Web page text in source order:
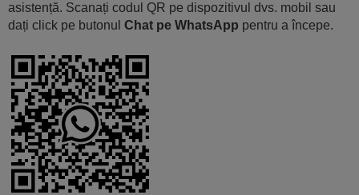
asistență. Scanați codul QR pe dispozitivul dvs. mobil sau
dați click pe butonul Chat pe WhatsApp pentru a începe.